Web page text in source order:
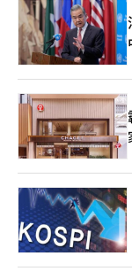
开。” 汉华解决方案表示，今年的年销售目标没有变化，预计可
再生能源EPC业务
亿韩元。下半年将
售和住宅能源业务
工智能（AI）系统翻